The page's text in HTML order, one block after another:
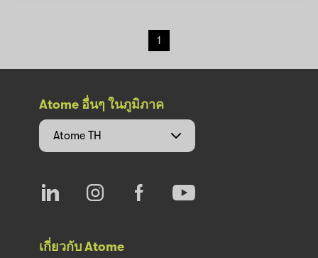
1
Atome อื่นๆ ในภูมิภาค
Atome TH
เกี่ยวกับ Atome